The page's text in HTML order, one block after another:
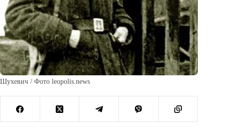
Шухевич / Фото leopolis.news